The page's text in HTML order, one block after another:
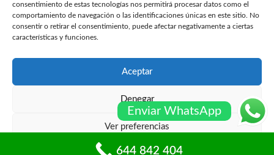
consentimiento de estas tecnologías nos permitirá procesar datos como el
comportamiento de navegación o las identificaciones únicas en este sitio. No
consentir o retirar el consentimiento, puede afectar negativamente a ciertas
características y funciones.
Aceptar
Denegar
Ver preferencias
Política de cookiesPolíticas de privacidad
© mcpuertas.com Todos los derechos reservados -
Sitemap - Blog
Enviar WhatsApp
644 842 404